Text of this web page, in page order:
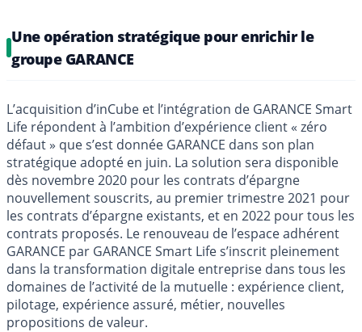
Une opération stratégique pour enrichir le
groupe GARANCE
L’acquisition d’inCube et l’intégration de GARANCE Smart
Life répondent à l’ambition d’expérience client « zéro
défaut » que s’est donnée GARANCE dans son plan
stratégique adopté en juin. La solution sera disponible
dès novembre 2020 pour les contrats d’épargne
nouvellement souscrits, au premier trimestre 2021 pour
les contrats d’épargne existants, et en 2022 pour tous les
contrats proposés. Le renouveau de l’espace adhérent
GARANCE par GARANCE Smart Life s’inscrit pleinement
dans la transformation digitale entreprise dans tous les
domaines de l’activité de la mutuelle : expérience client,
pilotage, expérience assuré, métier, nouvelles
propositions de valeur.